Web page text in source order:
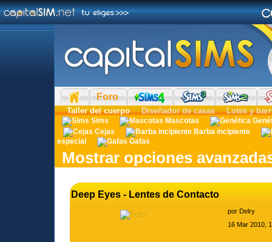
Foro
Taller del cuerpo Diseñador de casas Lotes y
Sims Mascotas
Cejas
Barba incipiente
especial
Gafas
Mostrar opciones
Deep Eyes - Lentes de Contacto
por Delry
16 Mar 2010,